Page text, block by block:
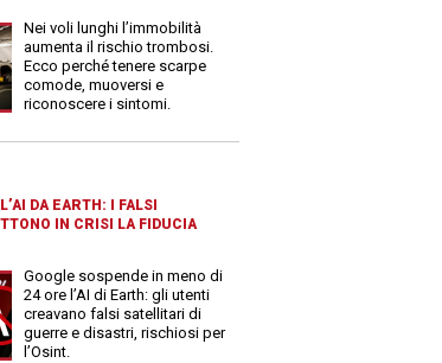
Nei voli lunghi l’immobilità
aumenta il rischio trombosi.
Ecco perché tenere scarpe
comode, muoversi e
riconoscere i sintomi.
DA EARTH: I FALSI
IN CRISI LA FIDUCIA
Google sospende in meno di
24 ore l’AI di Earth: gli utenti
creavano falsi satellitari di
guerre e disastri, rischiosi per
l’Osint.